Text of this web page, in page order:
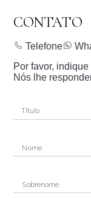
CONTATO
Telefone
Por favor,
Nós lhe
Nome
Sobrenome